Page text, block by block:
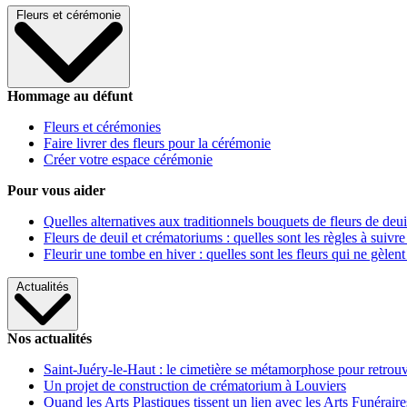
Fleurs et cérémonie
Hommage au défunt
Fleurs et cérémonies
Faire livrer des fleurs pour la cérémonie
Créer votre espace cérémonie
Pour vous aider
Quelles alternatives aux traditionnels bouquets de fleurs de
Fleurs de deuil et crématoriums : quelles sont les règles à
Fleurir une tombe en hiver : quelles sont les fleurs qui ne gèlent
Actualités
Nos actualités
Saint-Juéry-le-Haut : le cimetière se métamorphose pour
Un projet de construction de crématorium à Louviers
Quand les Arts Plastiques tissent un lien avec les Arts